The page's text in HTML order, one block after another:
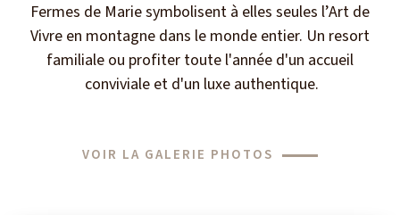
Fermes de Marie symbolisent à elles seules l’Art de
Vivre en montagne dans le monde entier. Un resort
familiale ou profiter toute l'année d'un accueil
conviviale et d'un luxe authentique.
VOIR LA GALERIE PHOTOS